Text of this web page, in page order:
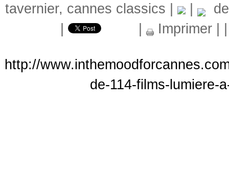
tavernier, cannes classics
Imprimer
http://
de-114-films-lumiere-